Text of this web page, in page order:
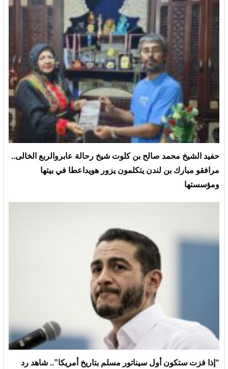
حفيد الشيخ محمد صالح بن كلوت شيخ رحالة عابروالربع الخالى..
مرافقو مبارك بن لندن يتكلمون يزور هويداعطا في بيتها
ومؤسستها
“إذا فزت ستكون أول سيناتور مسلم بتاريخ أمريكا”.. شاهد رد